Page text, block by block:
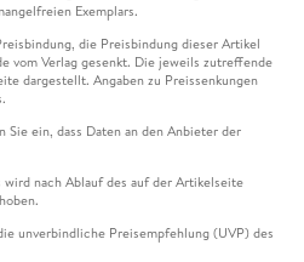
Exemplars.
die Preisbindung dieser Artikel
vom Verlag gesenkt. Die jeweils zutreffende
dargestellt. Angaben zu Preissenkungen
ein, dass Daten an den Anbieter der
nach Ablauf des auf der Artikelseite
unverbindliche Preisempfehlung (UVP) des